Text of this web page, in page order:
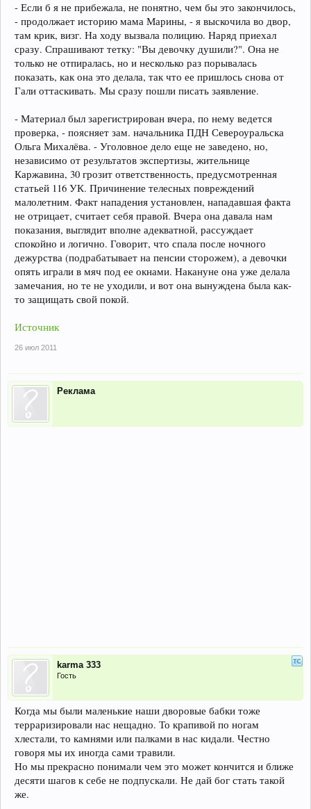
- Если б я не прибежала, не понятно, чем бы это закончилось,
- продолжает историю мама Марины, - я выскочила во двор,
там крик, визг. На ходу вызвала полицию. Наряд приехал
сразу. Спрашивают тетку: "Вы девочку душили?". Она не
только не отпиралась, но и несколько раз порывалась
показать, как она это делала, так что ее пришлось снова от
Гали оттаскивать. Мы сразу пошли писать заявление.
- Материал был зарегистрирован вчера, по нему ведется
проверка, - поясняет зам. начальника ПДН Североуральска
Ольга Михалёва. - Уголовное дело еще не заведено, но,
независимо от результатов экспертизы, жительнице
Каржавина, 30 грозит ответственность, предусмотренная
статьей 116 УК. Причинение телесных повреждений
малолетним. Факт нападения установлен, нападавшая факта
не отрицает, считает себя правой. Вчера она давала нам
показания, выглядит вполне адекватной, рассуждает
спокойно и логично. Говорит, что спала после ночного
дежурства (подрабатывает на пенсии сторожем), а девочки
опять играли в мяч под ее окнами. Накануне она уже делала
замечания, но те не уходили, и вот она вынуждена была как-
то защищать свой покой.
Источник
26 июл 2011
Реклама
karma 333
Гость
Когда мы были маленькие наши дворовые бабки тоже
терраризировали нас нещадно. То крапивой по ногам
хлестали, то камнями или палками в нас кидали. Честно
говоря мы их иногда сами травили.
Но мы прекрасно понимали чем это может кончится и ближе
десяти шагов к себе не подпускали. Не дай бог стать такой
же.